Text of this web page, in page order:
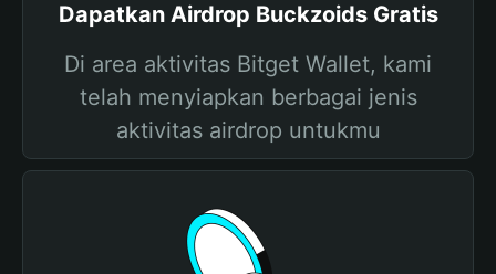
Dapatkan Airdrop Buckzoids Gratis
Di area aktivitas Bitget Wallet, kami
telah menyiapkan berbagai jenis
aktivitas airdrop untukmu